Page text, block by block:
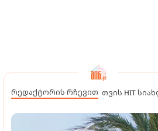
რედაქტორის რჩევით თვის HIT